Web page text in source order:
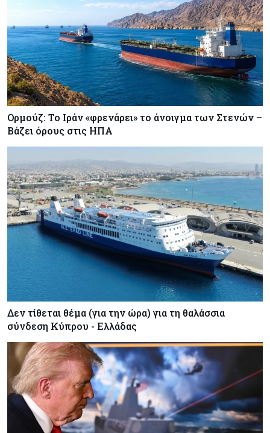
Ορμούζ: Το Ιράν «φρενάρει» το άνοιγμα των Στενών –
Βάζει όρους στις ΗΠΑ
Δεν τίθεται θέμα (για την ώρα) για τη θαλάσσια
σύνδεση Κύπρου - Ελλάδας